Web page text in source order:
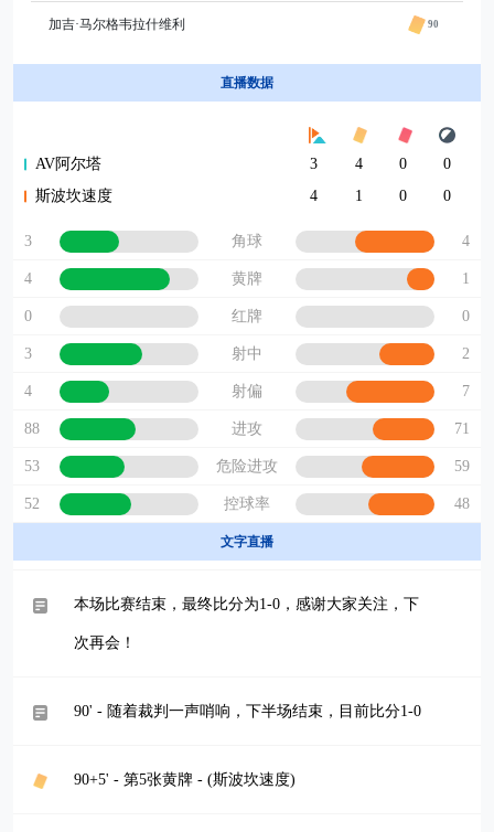
加吉·马尔格韦拉什维利 90
直播数据
AV阿尔塔 3 4 0
0
斯波坎速度
4 1 0 0
3 角球 4
4 黄牌 1
0 红牌 0
3 射中 2
4 射偏 7
88 进攻 71
53 危险进攻 59
52 控球率 48
文字直播
本场比赛结束，最终比分为1-0，感谢大家关注，下
次再会！
90' - 随着裁判一声哨响，下半场结束，目前比分1-0
90+5' - 第5张黄牌 - (斯波坎速度)